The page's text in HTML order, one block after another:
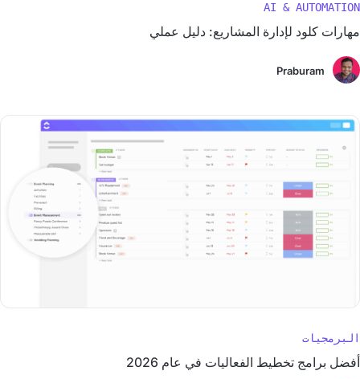
AI & AUTOMATION
مهارات كلود لإدارة المشاريع: دليل عملي
Praburam
البرمجيات
أفضل برامج تخطيط الفعاليات في عام 2026